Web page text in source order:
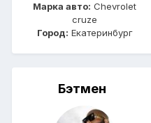
Марка авто: Chevrolet
cruze
Город: Екатеринбург
Бэтмен